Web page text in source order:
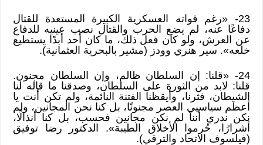
23- «رغم قواته العسكرية الكبيرة المستعدة للقتال
دفاعًا عنه، لم يضع الحرب والقتال نصب عينيه للدفاع
عن العرش، ولو كان فعل ذلك، ما كان أحد أبدًا يستطيع
خلعه». سير هنري وودز (مشير بالبحرية العثمانية).
24- «قلنا: إن السلطان ظالم، وإن السلطان مجنون.
قلنا: لابد من الثورة على السلطان، وصدقنا ما قاله لنا
الشيطان، فثرنا، وأيقظنا الفتنة النائمة، ولم تكن أنت يا
أعظم سياسيي العصر مجنونًا، بل كنا نحن المجانين، ولم
نكن ندري أننا لم نكن مجانين فحسب، بل كنا أنذالًا،
أشرارًا، حُرموا الأخلاق الطيبة». الدكتور رضا توفيق
(فيلسوف الاتحاد والترقي).